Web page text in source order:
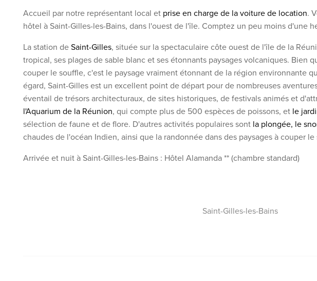
Accueil par notre représentant local et prise en charge de la voiture de location.
hôtel à Saint-Gilles-les-Bains, dans l'ouest de l'île. Comptez un peu moins d'une
La station deSaint-Gilles, située sur la spectaculaire côte ouest de l'île de la
tropical, ses plages de sable blanc et ses étonnants paysages volcaniques. Bien
couper le souffle, c'est le paysage vraiment étonnant de la région environnante
égard, Saint-Gilles est un excellent point de départ pour de nombreuses
éventail de trésors architecturaux, de sites historiques, de festivals animés et
l'Aquarium de la Réunion, qui compte plus de 500 espèces de poissons, et le
sélection de faune et de flore. D'autres activités populaires sont la plongée, le
chaudes de l'océan Indien, ainsi que la randonnée dans des paysages à couper le
Arrivée et nuit à Saint-Gilles-les-Bains : Hôtel Alamanda ** (chambre standard)
Saint-Gilles-les-Bains